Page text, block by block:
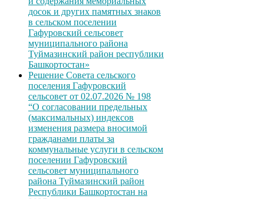
досок и других памятных знаков
в сельском поселении
Гафуровский сельсовет
муниципального района
Туймазинский район республики
Башкортостан»
Решение Совета сельского
поселения Гафуровский
сельсовет от 02.07.2026 № 198
“О согласовании предельных
(максимальных) индексов
изменения размера вносимой
гражданами платы за
коммунальные услуги в сельском
поселении Гафуровский
сельсовет муниципального
района Туймазинский район
Республики Башкортостан на